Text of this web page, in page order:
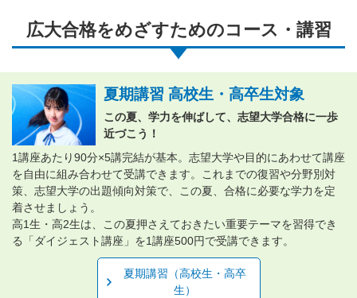
広大合格をめざすためのコース・講習
夏期講習 高校生・高卒生対象
この夏、学力を伸ばして、志望大学合格に一歩
近づこう！
1講座あたり90分×5講完結が基本。志望大学や目的にあわせて講座
を自由に組み合わせて受講できます。これまでの復習や分野別対
策、志望大学の出題傾向対策で、この夏、合格に必要な学力を定
着させましょう。
高1生・高2生は、この夏押さえておきたい重要テーマを習得でき
る「ダイジェスト講座」を1講座500円で受講できます。
夏期講習（高校生・高卒
生）